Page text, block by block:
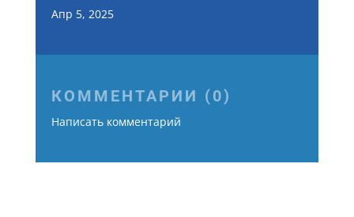
Апр 5, 2025
КОММЕНТАРИИ (0)
Написать комментарий